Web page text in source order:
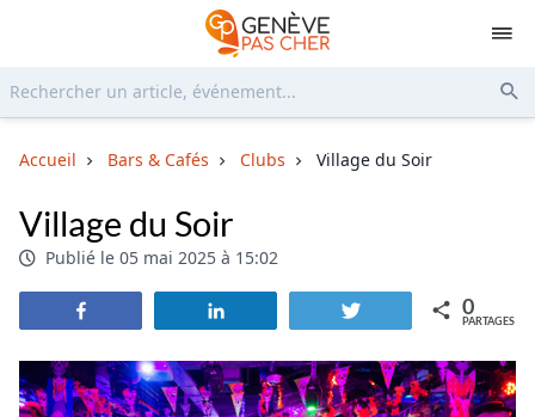
Accueil Bars & Cafés Clubs Village du Soir
Village du Soir
Publié le 05 mai 2025 à 15:02
Tweetez 0
PARTAGES